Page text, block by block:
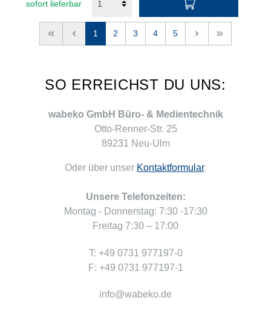
sofort lieferbar
<< < 1 2 3 4 5 > >>
SO ERREICHST DU UNS:
wabeko GmbH Büro- & Medientechnik
Otto-Renner-Str. 25
89231 Neu-Ulm
Oder über unser Kontaktformular.
Unsere Telefonzeiten:
Montag - Donnerstag: 7:30 -17:30
Freitag 7:30 – 17:00
T: +49 0731 977197-0
F: +49 0731 977197-1
info@wabeko.de